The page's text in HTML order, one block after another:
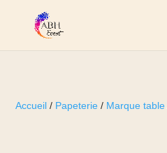
Accueil / Papeterie / Marque table